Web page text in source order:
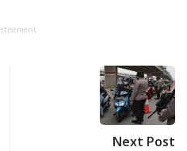
Next Post